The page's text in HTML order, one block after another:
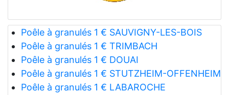
Poêle à granulés 1 € SAUVIGNY-LES-BOIS
Poêle à granulés 1 € TRIMBACH
Poêle à granulés 1 € DOUAI
Poêle à granulés 1 € STUTZHEIM-OFFENHEIM
Poêle à granulés 1 € LABAROCHE